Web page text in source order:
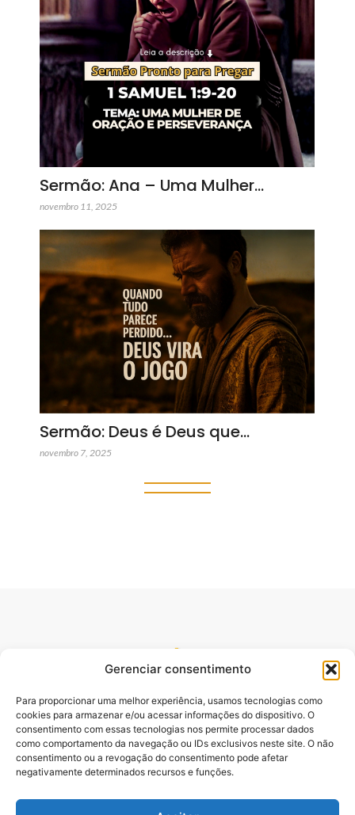
Gerenciar consentimento
Para proporcionar uma melhor experiência, usamos tecnologias como
cookies para armazenar e/ou acessar informações do dispositivo. O
consentimento com essas tecnologias nos permite processar dados
como comportamento da navegação ou IDs exclusivos neste site. O não
consentimento ou a revogação do consentimento pode afetar
negativamente determinados recursos e funções.
Sermão: Ana – Uma Mulher…
novembro 11, 2025
Sermão: Deus é Deus que…
novembro 7, 2025
Site oficial do pré lançamento do Livro Desbloqueando o
Emanuel Batista,.